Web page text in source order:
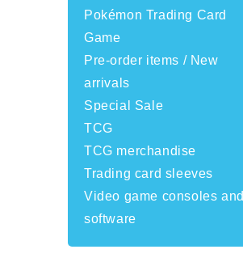
Pokémon Trading Card
Game
Pre-order items / New
arrivals
Special Sale
TCG
TCG merchandise
Trading card sleeves
Video game consoles and
software